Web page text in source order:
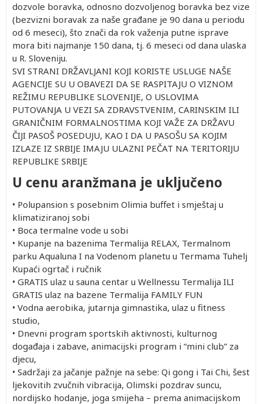
dozvole boravka, odnosno dozvoljenog boravka bez vize
(bezvizni boravak za naše građane je 90 dana u periodu
od 6 meseci), što znači da rok važenja putne isprave
mora biti najmanje 150 dana, tj. 6 meseci od dana ulaska
u R. Sloveniju.
SVI STRANI DRŽAVLJANI KOJI KORISTE USLUGE NAŠE
AGENCIJE SU U OBAVEZI DA SE RASPITAJU O VIZNOM
REŽIMU REPUBLIKE SLOVENIJE, O USLOVIMA
PUTOVANJA U VEZI SA ZDRAVSTVENIM, CARINSKIM ILI
GRANIČNIM FORMALNOSTIMA KOJI VAŽE ZA DRŽAVU
ČIJI PASOŠ POSEDUJU, KAO I DA U PASOŠU SA KOJIM
IZLAZE IZ SRBIJE IMAJU ULAZNI PEČAT NA TERITORIJU
REPUBLIKE SRBIJE
U cenu aranžmana je uključeno
• Polupansion s posebnim Olimia buffet i smještaj u
klimatiziranoj sobi
• Boca termalne vode u sobi
• Kupanje na bazenima Termalija RELAX, Termalnom
parku Aqualuna I na Vodenom planetu u Termama Tuhelj
Kupaći ogrtač i ručnik
• GRATIS ulaz u sauna centar u Wellnessu Termalija ILI
GRATIS ulaz na bazene Termalija FAMILY FUN
• Vodna aerobika, jutarnja gimnastika, ulaz u fitness
studio,
• Dnevni program sportskih aktivnosti, kulturnog
događaja i zabave, animacijski program i “mini club” za
djecu,
• Sadržaji za jačanje pažnje na sebe: Qi gong i Tai Chi, šest
ljekovitih zvučnih vibracija, Olimski pozdrav suncu,
nordijsko hodanje, joga smijeha – prema animacijskom